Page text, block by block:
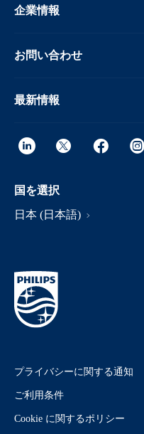
企業情報
お問い合わせ
最新情報
国を選択
日本 (日本語)
プライバシーに関する通知
ご利用条件
Cookie に関するポリシー